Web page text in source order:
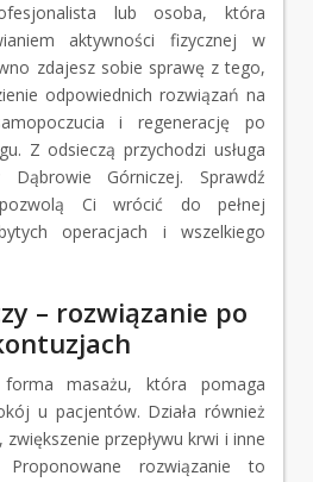
lub osoba, która
aktywności fizycznej w
zdajesz sobie sprawę z tego,
odpowiednich rozwiązań na
i regenerację po
Z odsieczą przychodzi usługa
Górniczej. Sprawdź
Ci wrócić do pełnej
operacjach i wszelkiego
– rozwiązanie po
masażu, która pomaga
u pacjentów. Działa również
przepływu krwi i inne
Proponowane rozwiązanie to